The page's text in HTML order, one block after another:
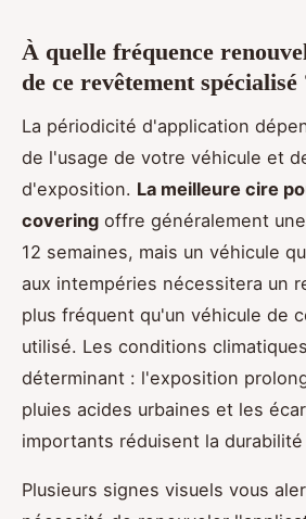
À quelle fréquence
de ce revêtement spécialisé
La périodicité d'application
de l'usage de votre véhicule et
d'exposition. La meilleure cire
covering offre généralement
12 semaines, mais un véhicule
aux intempéries nécessitera un
plus fréquent qu'un véhicule de
utilisé. Les conditions
déterminant : l'exposition
pluies acides urbaines et les
importants réduisent la
Plusieurs signes visuels vous